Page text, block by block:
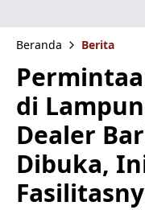
Beranda Berita
di
Dealer
Dibuka,